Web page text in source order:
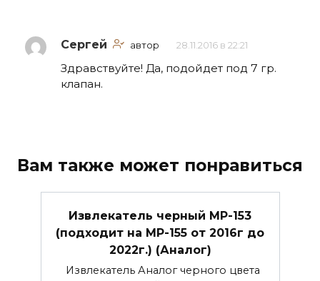
Сергей автор 28.11.2016 в 22:21
Здравствуйте! Да, подойдет под 7 гр.
клапан.
Вам также может понравиться
Извлекатель черный МР-153
(подходит на МР-155 от 2016г до
2022г.) (Аналог)
Извлекатель Аналог черного цвета